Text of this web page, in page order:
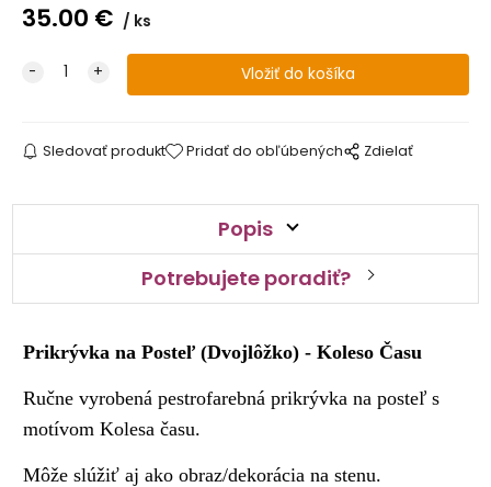
35.00 € ks
Sledovať produkt Pridať do obľúbených Zdielať
Popis
Potrebujete poradiť?
Prikrývka na Posteľ (Dvojlôžko) - Koleso Času
Ručne vyrobená pestrofarebná prikrývka na posteľ s
motívom Kolesa času.
Môže slúžiť aj ako obraz/dekorácia na stenu.